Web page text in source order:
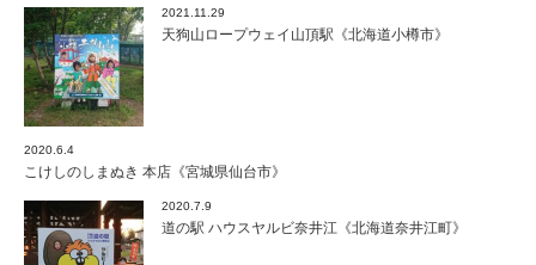
店
《岩
手
県
大
船
渡
市》
2021.11.29
天狗山ロープウェイ山頂駅《北海道小樽市》
2020.6.4
こけしのしまぬき 本店《宮城県仙台市》
2020.7.9
道の駅 ハウスヤルビ奈井江《北海道奈井江町》